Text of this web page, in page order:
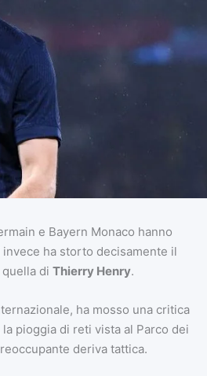
e Bayern Monaco hanno
invece ha storto decisamente il
di Thierry Henry.
ha mosso una critica
la pioggia di reti vista al Parco dei
deriva tattica.